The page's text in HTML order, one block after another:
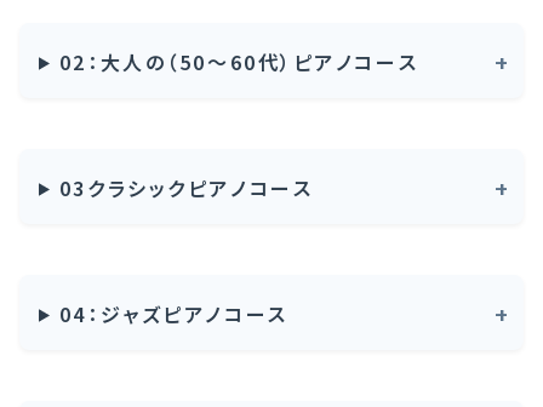
02：大人の（50～60代）ピアノコース
03クラシックピアノコース
04：ジャズピアノコース